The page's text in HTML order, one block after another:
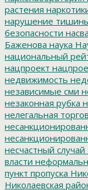
растения
нарушение
безопасности
Баженова наука
национальный
нацпроект
недвижимость
независимые сми
незаконная рубка
нелегальная
несчастный случай
власти
пункт пропуска
Николаевская